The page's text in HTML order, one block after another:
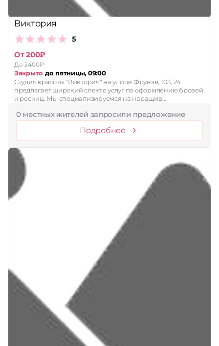
Виктория
5
От 200₽
До 2400₽
Закрыто до пятницы, 09:00
Студия красоты "Виктория" на улице Фрунзе, 103, 24
предлагает широкий спектр услуг по оформлению бровей
и ресниц. Мы специализируемся на наращив…
0 местных жителей запросили предложение
Подробнее